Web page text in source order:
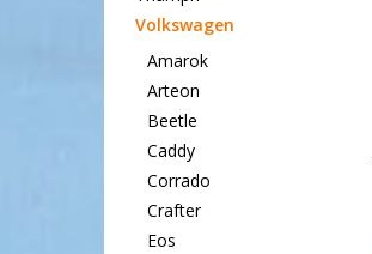
Volkswagen
Amarok
Arteon
Beetle
Caddy
Corrado
Crafter
Eos